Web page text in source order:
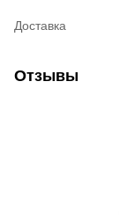
Доставка
Отзывы